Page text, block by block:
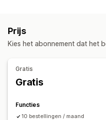
Voorbereidingstijden
Toewijzing aan koerier
Afhaalopties
Voorbereidingstijden
Limieten voor bestellingen
Retourlabels
Leverdatum Synchronisatie
Synchronisatie van
E-mailmeldingen
Prijs
Kies het abonnement dat het
Gratis
Gratis
Functies
10 bestellingen / maand